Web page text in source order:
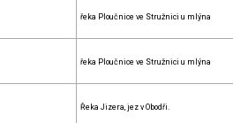
řeka Ploučnice ve Stružnici u mlýna
řeka Ploučnice ve Stružnici u mlýna
Řeka Jizera, jez v Obodři.